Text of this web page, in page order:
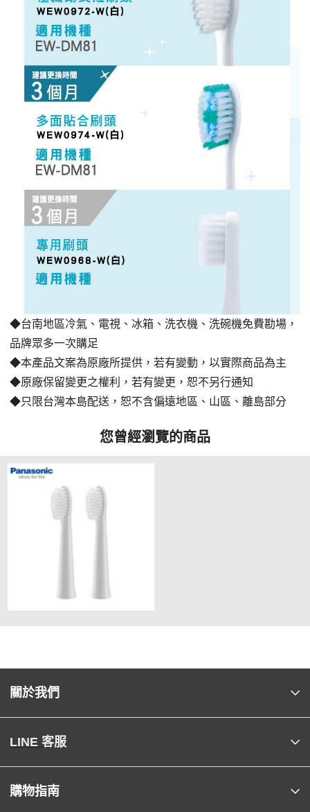
◆台南地區冷氣、電視、冰箱、洗衣機、洗碗機免費勘場，
品牌眾多一次購足
◆本產品文案為原廠所提供，若有變動，以實際商品為主
◆原廠保留變更之權利，若有變更，恕不另行通知
◆只限台灣本島配送，恕不含偏遠地區、山區、離島部分
您曾經瀏覽的商品
關於我們
LINE 客服
購物指南